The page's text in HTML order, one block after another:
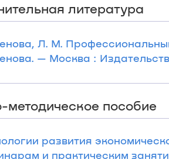
литература
Л. М.
— Москва :
методическое пособие
развития
и практическим